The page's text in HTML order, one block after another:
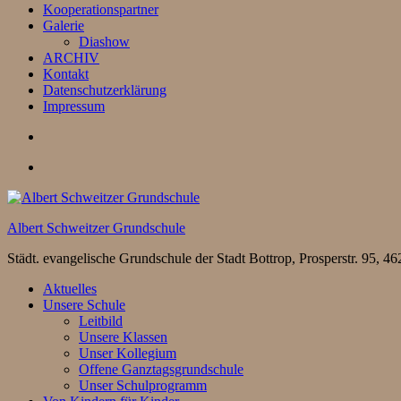
Kooperationspartner
Galerie
Diashow
ARCHIV
Kontakt
Datenschutzerklärung
Impressum
Albert Schweitzer Grundschule
Städt. evangelische Grundschule der Stadt Bottrop, Prosperstr. 95,
Aktuelles
Unsere Schule
Leitbild
Unsere Klassen
Unser Kollegium
Offene Ganztagsgrundschule
Unser Schulprogramm